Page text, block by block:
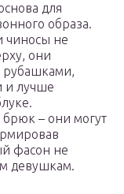
для
образа.
чиносы не
они
рубашками,
и лучше
– они могут
фасон не
девушкам.